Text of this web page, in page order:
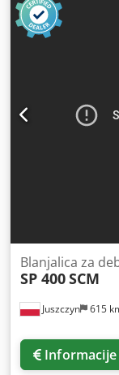
Količina: 15
Dimenzije: 500/
Juszczyn 615
Blanjalica za
SP 400SCM